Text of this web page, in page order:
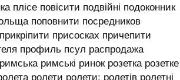
плісе повісити подвійні подоконник
поповнити посредников
присосках причепити
профиль псул распродажа
римські ринок розетка розетке
ролети ролети: ролетів ролетні